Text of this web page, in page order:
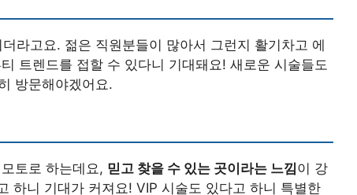
더라고요. 젊은 직원분들이 많아서 그런지 활기차고 에
트렌드를 접할 수 있다니 기대돼요! 새로운 시술들도
방문해야겠어요.
토로 하는데요, 믿고 찾을 수 있는 곳이라는 느낌이 강
하니 기대가 커져요! VIP 시술도 있다고 하니 특별한